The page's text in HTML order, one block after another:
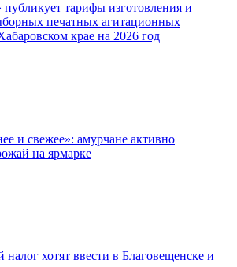
тарифы изготовления и
печатных агитационных
крае на 2026 год
и свежее»: амурчане активно
на ярмарке
налог хотят ввести в Благовещенске и